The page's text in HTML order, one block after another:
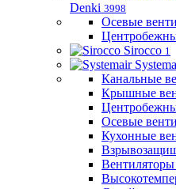
Denki 3998
Осевые
Sirocco 1
Канальные
Крышные
Осевые
Кухонные